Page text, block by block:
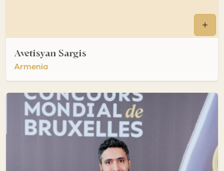
Avetisyan Sargis
Armenia